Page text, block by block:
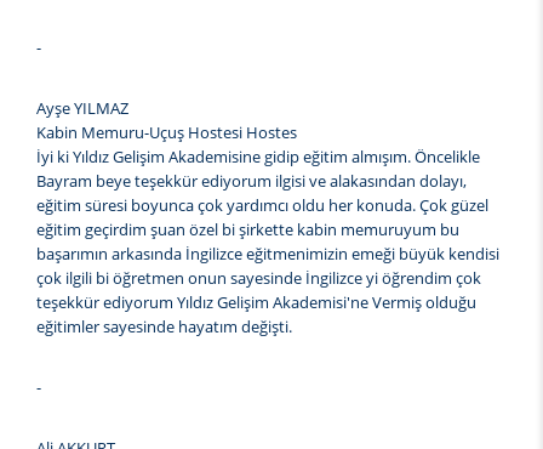
-
Ayşe YILMAZ
Kabin Memuru-Uçuş Hostesi Hostes
İyi ki Yıldız Gelişim Akademisine gidip eğitim almışım. Öncelikle
Bayram beye teşekkür ediyorum ilgisi ve alakasından dolayı,
eğitim süresi boyunca çok yardımcı oldu her konuda. Çok güzel
eğitim geçirdim şuan özel bi şirkette kabin memuruyum bu
başarımın arkasında İngilizce eğitmenimizin emeği büyük kendisi
çok ilgili bi öğretmen onun sayesinde İngilizce yi öğrendim çok
teşekkür ediyorum Yıldız Gelişim Akademisi'ne Vermiş olduğu
eğitimler sayesinde hayatım değişti.
-